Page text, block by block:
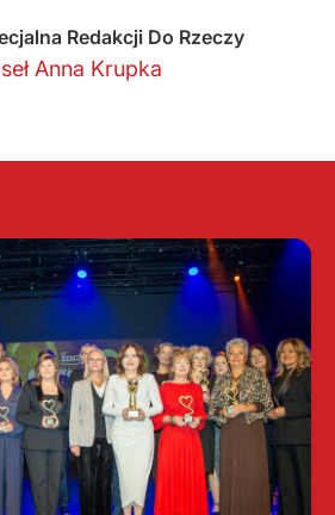
Redakcji Do Rzeczy
Anna Krupka